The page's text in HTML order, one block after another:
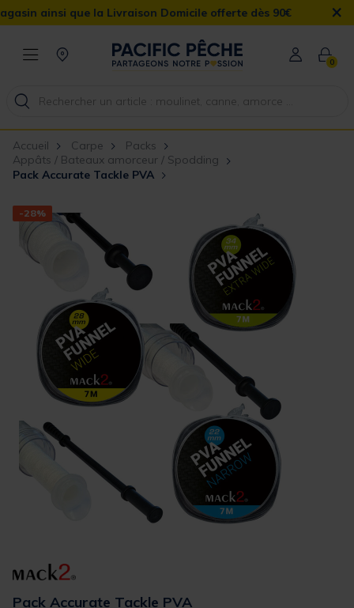
la Livraison Domicile offerte dès 90€ ×
0
Accueil Carpe
Packs
Appâts / Bateaux amorceur / Spodding
Pack Accurate Tackle PVA
-28%
Pack Accurate Tackle PVA